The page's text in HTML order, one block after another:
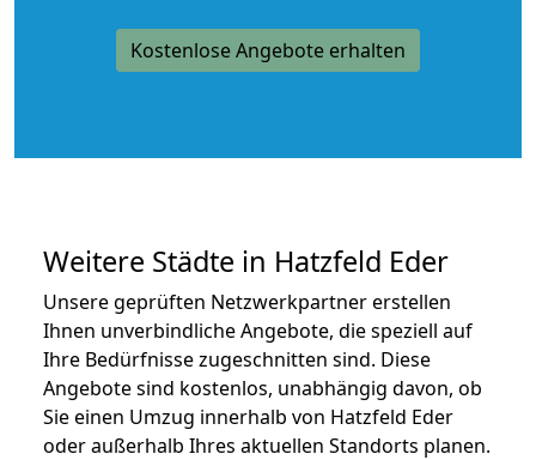
Kostenlose Angebote erhalten
Weitere Städte in Hatzfeld Eder
Unsere geprüften Netzwerkpartner erstellen
Ihnen unverbindliche Angebote, die speziell auf
Ihre Bedürfnisse zugeschnitten sind. Diese
Angebote sind kostenlos, unabhängig davon, ob
Sie einen Umzug innerhalb von Hatzfeld Eder
oder außerhalb Ihres aktuellen Standorts planen.